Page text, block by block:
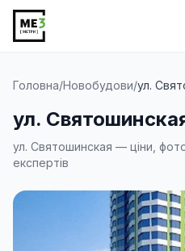
Головна/Новобудови/ул.
ул.
ул. Святошинская — ціни,
експертів